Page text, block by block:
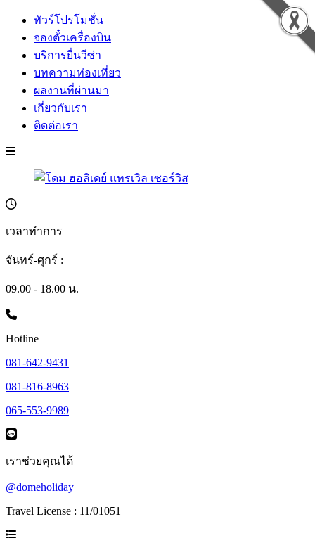
ทัวร์โปรโมชั่น
จองตั๋วเครื่องบิน
บริการยื่นวีซ่า
บทความท่องเที่ยว
ผลงานที่ผ่านมา
เกี่ยวกับเรา
ติดต่อเรา
เวลาทำการ
จันทร์-ศุกร์ :
09.00 - 18.00 น.
Hotline
081-642-9431
081-816-8963
065-553-9989
เราช่วยคุณได้
@domeholiday
Travel License : 11/01051